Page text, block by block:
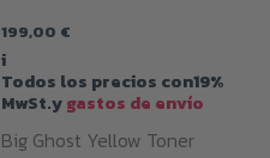
199,00 €
i
Todos los precios con19%
MwSt.ygastos de envío
Big Ghost Yellow Toner